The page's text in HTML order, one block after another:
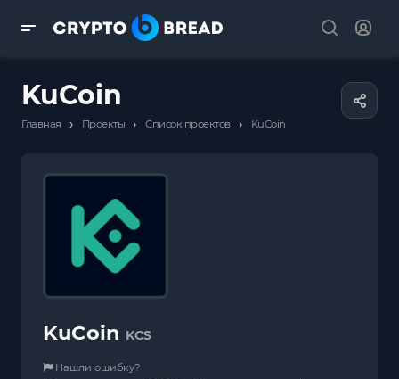
KuCoin
Главная › Проекты › Список проектов › KuCoin
KuCoin KCS
Нашли ошибку?